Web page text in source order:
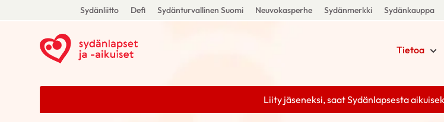
Sydänliitto Defi Sydänturvallinen Suomi Neuvokasperhe Sydänmerkki Sydänkauppa
Tietoa
Liity jäseneksi, saat Sydänlapsesta